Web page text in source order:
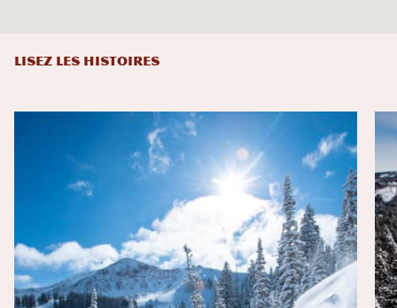
LISEZ LES HISTOIRES